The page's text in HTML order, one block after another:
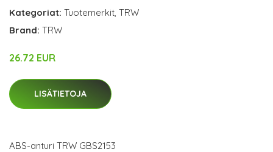
Kategoriat: Tuotemerkit, TRW
Brand: TRW
26.72 EUR
LISÄTIETOJA
ABS-anturi TRW GBS2153